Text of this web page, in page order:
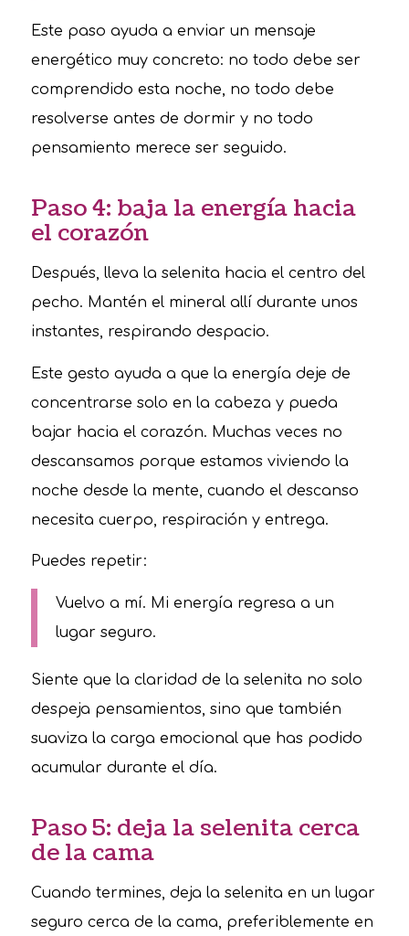
Este paso ayuda a enviar un mensaje
energético muy concreto: no todo debe ser
comprendido esta noche, no todo debe
resolverse antes de dormir y no todo
pensamiento merece ser seguido.
Paso 4: baja la energía hacia
el corazón
Después, lleva la selenita hacia el centro del
pecho. Mantén el mineral allí durante unos
instantes, respirando despacio.
Este gesto ayuda a que la energía deje de
concentrarse solo en la cabeza y pueda
bajar hacia el corazón. Muchas veces no
descansamos porque estamos viviendo la
noche desde la mente, cuando el descanso
necesita cuerpo, respiración y entrega.
Puedes repetir:
Vuelvo a mí. Mi energía regresa a un
lugar seguro.
Siente que la claridad de la selenita no solo
despeja pensamientos, sino que también
suaviza la carga emocional que has podido
acumular durante el día.
Paso 5: deja la selenita cerca
de la cama
Cuando termines, deja la selenita en un lugar
seguro cerca de la cama, preferiblemente en